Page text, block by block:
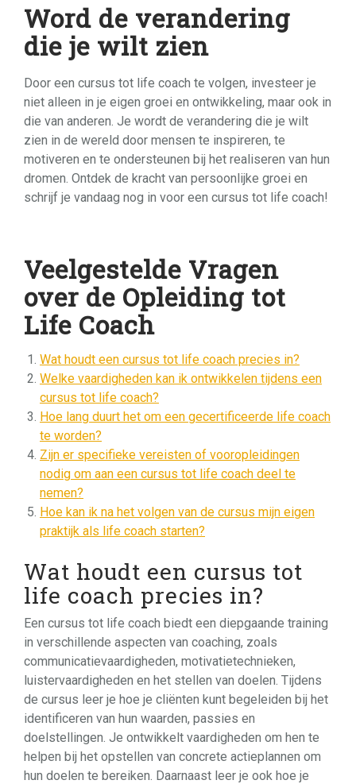
Word de verandering
die je wilt zien
Door een cursus tot life coach te volgen, investeer je
niet alleen in je eigen groei en ontwikkeling, maar ook in
die van anderen. Je wordt de verandering die je wilt
zien in de wereld door mensen te inspireren, te
motiveren en te ondersteunen bij het realiseren van hun
dromen. Ontdek de kracht van persoonlijke groei en
schrijf je vandaag nog in voor een cursus tot life coach!
Veelgestelde Vragen
over de Opleiding tot
Life Coach
Wat houdt een cursus tot life coach precies in?
Welke vaardigheden kan ik ontwikkelen tijdens een
cursus tot life coach?
Hoe lang duurt het om een gecertificeerde life coach
te worden?
Zijn er specifieke vereisten of vooropleidingen
nodig om aan een cursus tot life coach deel te
nemen?
Hoe kan ik na het volgen van de cursus mijn eigen
praktijk als life coach starten?
Wat houdt een cursus tot
life coach precies in?
Een cursus tot life coach biedt een diepgaande training
in verschillende aspecten van coaching, zoals
communicatievaardigheden, motivatietechnieken,
luistervaardigheden en het stellen van doelen. Tijdens
de cursus leer je hoe je cliënten kunt begeleiden bij het
identificeren van hun waarden, passies en
doelstellingen. Je ontwikkelt vaardigheden om hen te
helpen bij het opstellen van concrete actieplannen om
hun doelen te bereiken. Daarnaast leer je ook hoe je